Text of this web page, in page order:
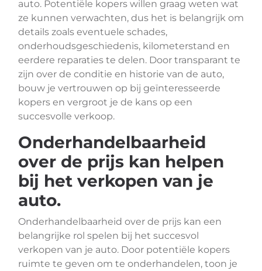
auto. Potentiële kopers willen graag weten wat
ze kunnen verwachten, dus het is belangrijk om
details zoals eventuele schades,
onderhoudsgeschiedenis, kilometerstand en
eerdere reparaties te delen. Door transparant te
zijn over de conditie en historie van de auto,
bouw je vertrouwen op bij geïnteresseerde
kopers en vergroot je de kans op een
succesvolle verkoop.
Onderhandelbaarheid
over de prijs kan helpen
bij het verkopen van je
auto.
Onderhandelbaarheid over de prijs kan een
belangrijke rol spelen bij het succesvol
verkopen van je auto. Door potentiële kopers
ruimte te geven om te onderhandelen, toon je